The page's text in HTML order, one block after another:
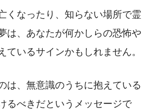
くなったり、知らない場所で霊
は、あなたが何かしらの恐怖や
ているサインかもしれません。
は、無意識のうちに抱えている
るべきだというメッセージで